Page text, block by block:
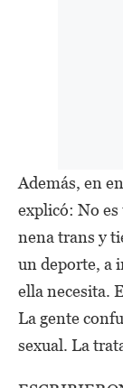
Además, en
explicó: No es
nena trans y
un deporte, a
ella necesita.
La gente
sexual. La